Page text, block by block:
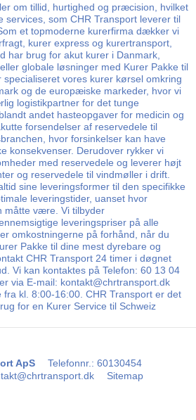
om tillid, hurtighed og præcision, hvilket
services, som CHR Transport leverer til
et topmoderne kurerfirma dækker vi
kurer express og kurertransport,
har brug for akut kurer i Danmark,
globale løsninger med Kurer Pakke til
vores kurer kørsel omkring
og de europæiske markeder, hvor vi
logistikpartner for det tunge
andet hasteopgaver for medicin og
forsendelser af reservedele til
hvor forsinkelser kan have
konsekvenser. Derudover rykker vi
med reservedele og leverer højt
og reservedele til vindmøller i drift.
sine leveringsformer til den specifikke
leveringstider, uanset hvor
måtte være. Vi tilbyder
leveringspriser på alle
omkostningerne på forhånd, når du
Pakke til dine mest dyrebare og
CHR Transport 24 timer i døgnet
Vi kan kontaktes på Telefon: 60 13 04
via E-mail: kontakt@chrtransport.dk
kl. 8:00-16:00. CHR Transport er det
for en Kurer Service til Schweiz
ApS Telefonnr.: 60130454
Sitemap